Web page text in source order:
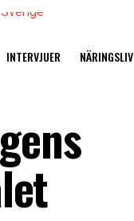
INTERVJUER NÄRINGSLIV